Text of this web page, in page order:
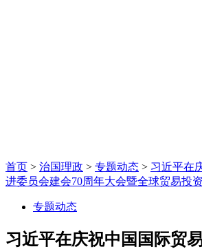
首页 > 治国理政 > 专题动态 > 习近平在
进委员会建会70周年大会暨全球贸易投
专题动态
习近平在庆祝中国国际贸